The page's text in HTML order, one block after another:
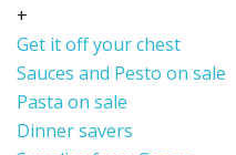
+
Get it off your chest
Sauces and Pesto on sale
Pasta on sale
Dinner savers